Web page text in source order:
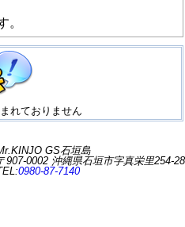
。
れておりません
GS石垣島
907-0002 沖縄県石垣市字真栄里254-28
0980-87-7140